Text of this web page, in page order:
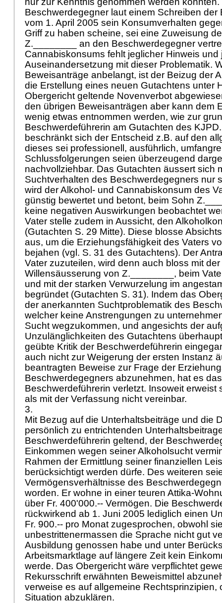
Beschwerdegegner laut einem Schreiben der
vom 1. April 2005 sein Konsumverhalten
Griff zu haben scheine, sei eine Zuweisung
Z.________ an den Beschwerdegegner
Cannabiskonsums fehlt jeglicher Hinweis und
Auseinandersetzung mit dieser Problematik.
Beweisanträge anbelangt, ist der Beizug der
die Erstellung eines neuen Gutachtens unter
Obergericht geltende Novenverbot
den übrigen Beweisanträgen aber kann dem
wenig etwas entnommen werden, wie zur
Beschwerdeführerin am Gutachten des
beschränkt sich der Entscheid z.B. auf den
dieses sei professionell, ausführlich,
Schlussfolgerungen seien überzeugend
nachvollziehbar. Das Gutachten äussert sich
Suchtverhalten des Beschwerdegegners nur
wird der Alkohol- und Cannabiskonsum des
günstig bewertet und betont, beim Sohn
keine negativen Auswirkungen beobachtet
Vater stelle zudem in Aussicht, den
(Gutachten S. 29 Mitte). Diese blosse
aus, um die Erziehungsfähigkeit des Vaters
bejahen (vgl. S. 31 des Gutachtens). Der
Vater zuzuteilen, wird denn auch bloss mit
Willensäusserung von Z.________, beim
und mit der starken Verwurzelung im
begründet (Gutachten S. 31). Indem das
der anerkannten Suchtproblematik des
welcher keine Anstrengungen zu
Sucht wegzukommen, und angesichts der
Unzulänglichkeiten des Gutachtens
geübte Kritik der Beschwerdeführerin
auch nicht zur Weigerung der ersten Instanz
beantragten Beweise zur Frage der
Beschwerdegegners abzunehmen, hat es
Beschwerdeführerin verletzt. Insoweit erweist
als mit der Verfassung nicht vereinbar.
3.
Mit Bezug auf die Unterhaltsbeiträge und die
persönlich zu entrichtenden
Beschwerdeführerin geltend, der
Einkommen wegen seiner Alkoholsucht
Rahmen der Ermittlung seiner finanziellen
berücksichtigt werden dürfe. Des weiteren
Vermögensverhältnisse des
worden. Er wohne in einer teuren Attika-
über Fr. 400'000.-- Vermögen. Die
rückwirkend ab 1. Juni 2005 lediglich einen
Fr. 900.-- pro Monat zugesprochen, obwohl
unbestrittenermassen die Sprache nicht gut
Ausbildung genossen habe und unter
Arbeitsmarktlage auf längere Zeit kein
werde. Das Obergericht wäre verpflichtet
Rekursschrift erwähnten Beweismittel
verweise es auf allgemeine Rechtsprinzipien,
Situation abzuklären.